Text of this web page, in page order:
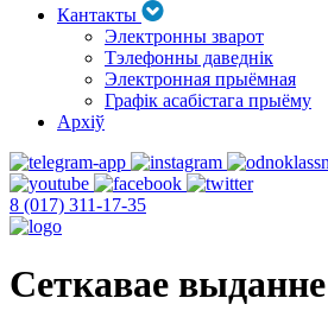
Кантакты
Электронны зварот
Тэлефонны даведнік
Электронная прыёмная
Графік асабістага прыёму
Архіў
8 (017) 311-17-35
Сеткавае